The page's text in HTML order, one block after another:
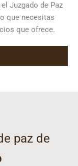
Juzgado de Paz
que necesitas
que ofrece.
paz de